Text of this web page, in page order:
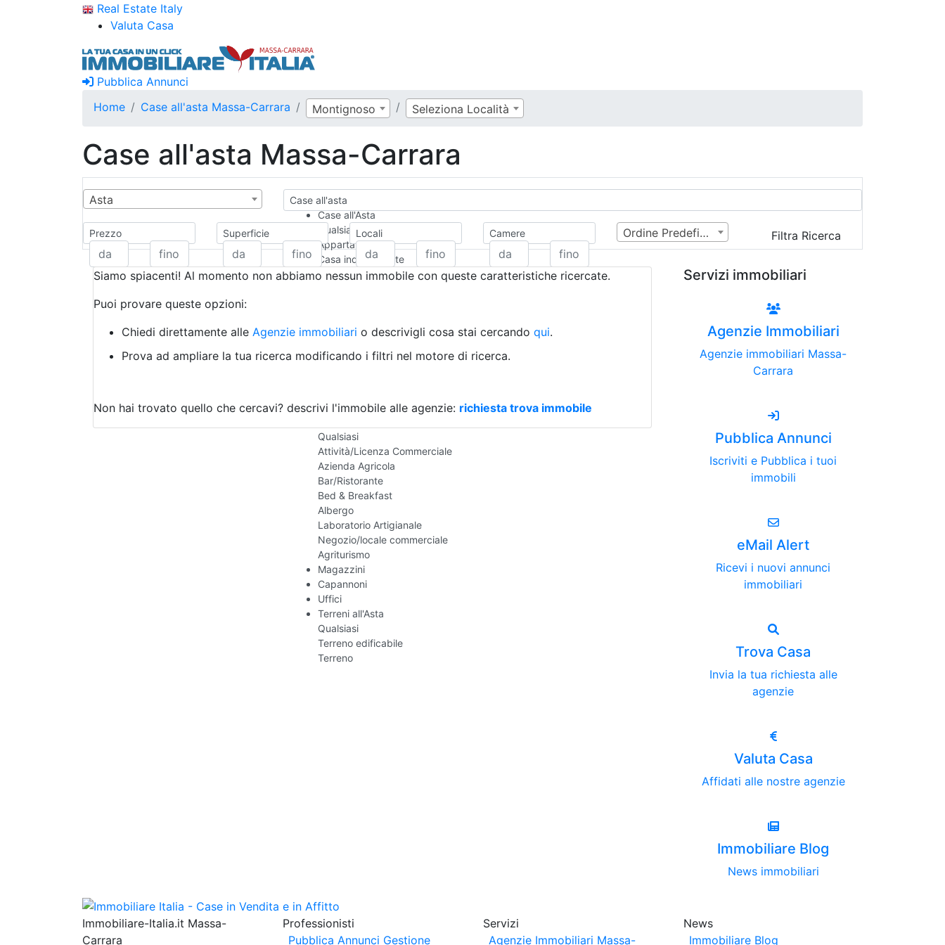
Real Estate Italy
Valuta Casa
Pubblica Annunci
Home
Case all'asta Massa-Carrara Montignoso Seleziona Località
Case all'asta Massa-Carrara
Asta
Case all'asta
Case all'Asta
Qualsiasi
Appartamento
Casa indipendente
Casa Semi-indipendente
Rustico/Casale
Camera d'Albergo
Box/Garage
Qualsiasi
Attività/Licenza Commerciale
Azienda Agricola
Bar/Ristorante
Bed & Breakfast
Albergo
Laboratorio Artigianale
Negozio/locale commerciale
Agriturismo
Magazzini
Capannoni
Uffici
Terreni all'Asta
Qualsiasi
Terreno edificabile
Terreno
Prezzo Superficie Locali Camere Ordine Predefinito Filtra Ricerca
Siamo spiacenti! Al momento non abbiamo nessun immobile con queste caratteristiche ricercate.
Puoi provare queste opzioni:
Chiedi direttamente alle Agenzie immobiliari o descrivigli cosa stai cercando qui.
Prova ad ampliare la tua ricerca modificando i filtri nel motore di ricerca.
Non hai trovato quello che cercavi? descrivi l'immobile alle agenzie: richiesta trova immobile
Servizi immobiliari
Agenzie Immobiliari
Agenzie immobiliari Massa-
Carrara
Pubblica Annunci
Iscriviti e Pubblica i tuoi
immobili
eMail Alert
Ricevi i nuovi annunci
immobiliari
Trova Casa
Invia la tua richiesta alle
agenzie
Valuta Casa
Affidati alle nostre agenzie
Immobiliare Blog
News immobiliari
Immobiliare-Italia.it Massa-
Carrara
Professionisti
Pubblica Annunci Gestione
Servizi
Agenzie Immobiliari Massa-
News
Immobiliare Blog